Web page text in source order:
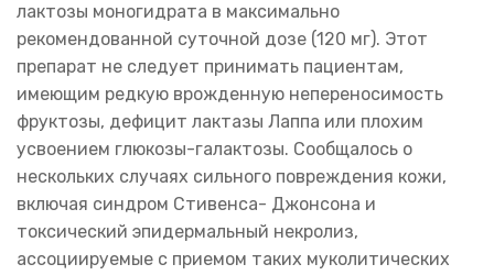
лактозы моногидрата в максимально
рекомендованной суточной дозе (120 мг). Этот
препарат не следует принимать пациентам,
имеющим редкую врожденную непереносимость
фруктозы, дефицит лактазы Лаппа или плохим
усвоением глюкозы-галактозы. Сообщалось о
нескольких случаях сильного повреждения кожи,
включая синдром Стивенса- Джонсона и
токсический эпидермальный некролиз,
ассоциируемые с приемом таких муколитических